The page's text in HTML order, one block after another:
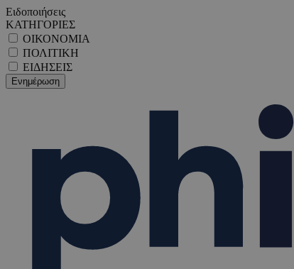
Ειδοποιήσεις
ΚΑΤΗΓΟΡΙΕΣ
ΟΙΚΟΝΟΜΙΑ
ΠΟΛΙΤΙΚΗ
ΕΙΔΗΣΕΙΣ